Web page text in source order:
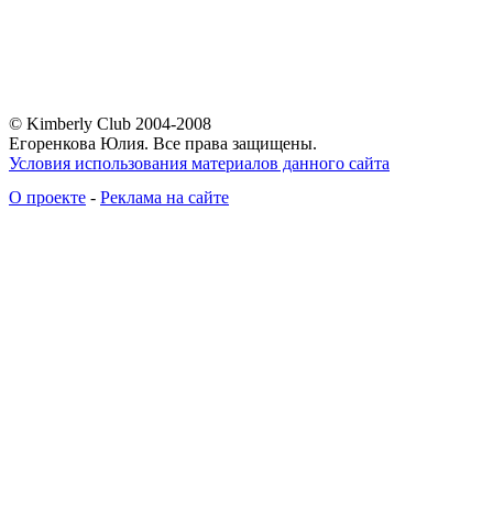
© Kimberly Club 2004-2008
Егоренкова Юлия. Все права защищены.
Условия использования материалов данного сайта
О проекте - Реклама на сайте